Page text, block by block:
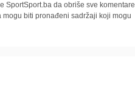
SportSport.ba da obriše sve komentare
biti pronađeni sadržaji koji mogu